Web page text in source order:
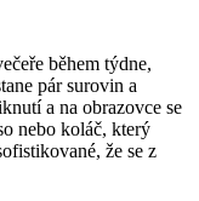
během týdne,
pár surovin a
a na obrazovce se
nebo koláč, který
že se z